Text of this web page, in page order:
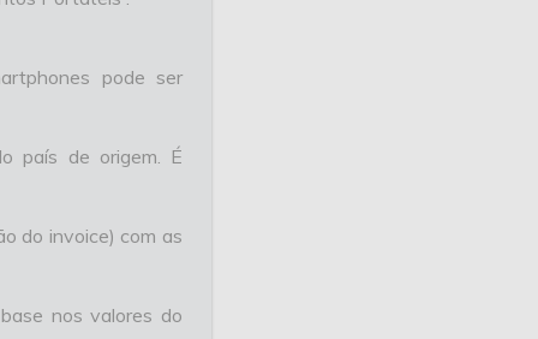
pode ser
país de origem. É
do invoice) com as
nos valores do